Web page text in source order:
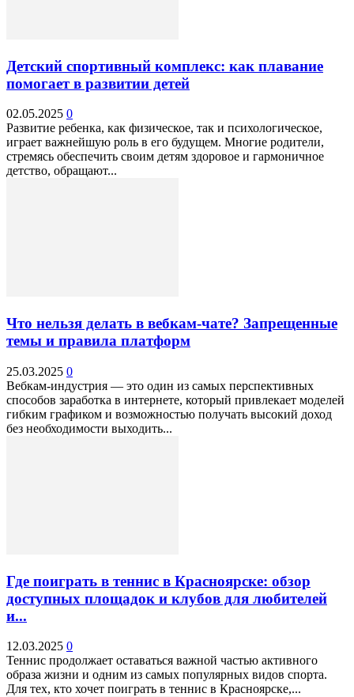
Детский спортивный комплекс: как плавание
помогает в развитии детей
02.05.2025 0
Развитие ребенка, как физическое, так и психологическое,
играет важнейшую роль в его будущем. Многие родители,
стремясь обеспечить своим детям здоровое и гармоничное
детство, обращают...
Что нельзя делать в вебкам-чате? Запрещенные
темы и правила платформ
25.03.2025 0
Вебкам-индустрия — это один из самых перспективных
способов заработка в интернете, который привлекает моделей
гибким графиком и возможностью получать высокий доход
без необходимости выходить...
Где поиграть в теннис в Красноярске: обзор
доступных площадок и клубов для любителей
и...
12.03.2025 0
Теннис продолжает оставаться важной частью активного
образа жизни и одним из самых популярных видов спорта.
Для тех, кто хочет поиграть в теннис в Красноярске,...